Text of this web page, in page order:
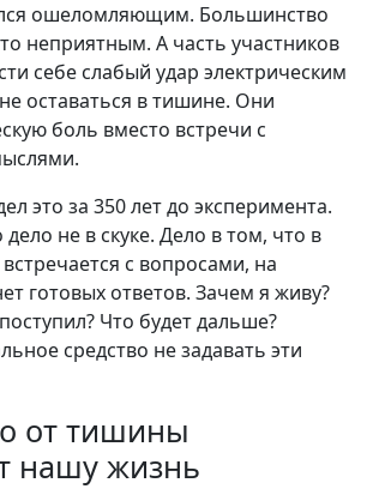
ошеломляющим. Большинство
неприятным. А часть участников
себе слабый удар электрическим
оставаться в тишине. Они
боль вместо встречи с
это за 350 лет до эксперимента.
не в скуке. Дело в том, что в
с вопросами, на
готовых ответов. Зачем я живу?
Что будет дальше?
средство не задавать эти
от тишины
нашу жизнь